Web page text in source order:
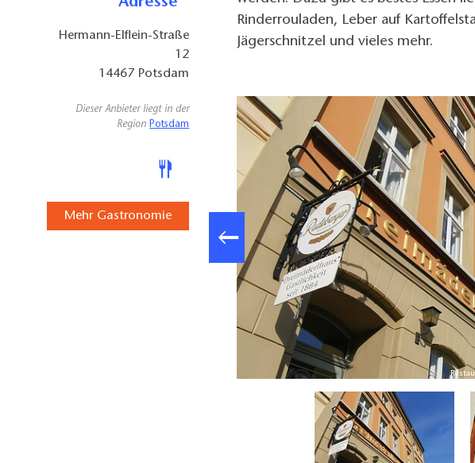
Hermann-Elflein-Straße
12
14467 Potsdam
Dieser Anbieter liegt in der
Region Potsdam
Mehr Gastronomie
Rinderrouladen, Leber auf
Jägerschnitzel und vieles mehr.